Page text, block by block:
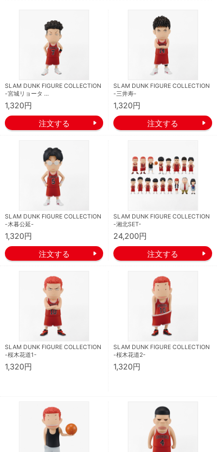
SLAM DUNK FIGURE COLLECTION
-宮城リョータ …
1,320円
SLAM DUNK FIGURE COLLECTION
-三井寿-
1,320円
SLAM DUNK FIGURE COLLECTION
-木暮公延-
1,320円
SLAM DUNK FIGURE COLLECTION
-湘北SET-
24,200円
SLAM DUNK FIGURE COLLECTION
-桜木花道1-
1,320円
SLAM DUNK FIGURE COLLECTION
-桜木花道2-
1,320円